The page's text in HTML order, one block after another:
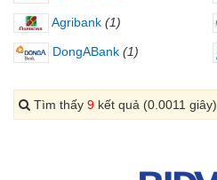
Agribank (1)
DongABank (1)
Tìm thấy 9 kết quả (0.0011 giây)